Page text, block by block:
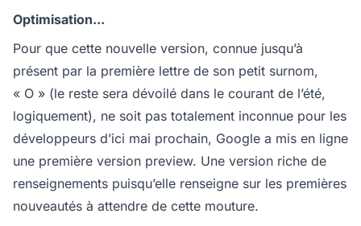
Optimisation...
Pour que cette nouvelle version, connue jusqu’à
présent par la première lettre de son petit surnom,
« O » (le reste sera dévoilé dans le courant de l’été,
logiquement), ne soit pas totalement inconnue pour les
développeurs d’ici mai prochain, Google a mis en ligne
une première version preview. Une version riche de
renseignements puisqu’elle renseigne sur les premières
nouveautés à attendre de cette mouture.